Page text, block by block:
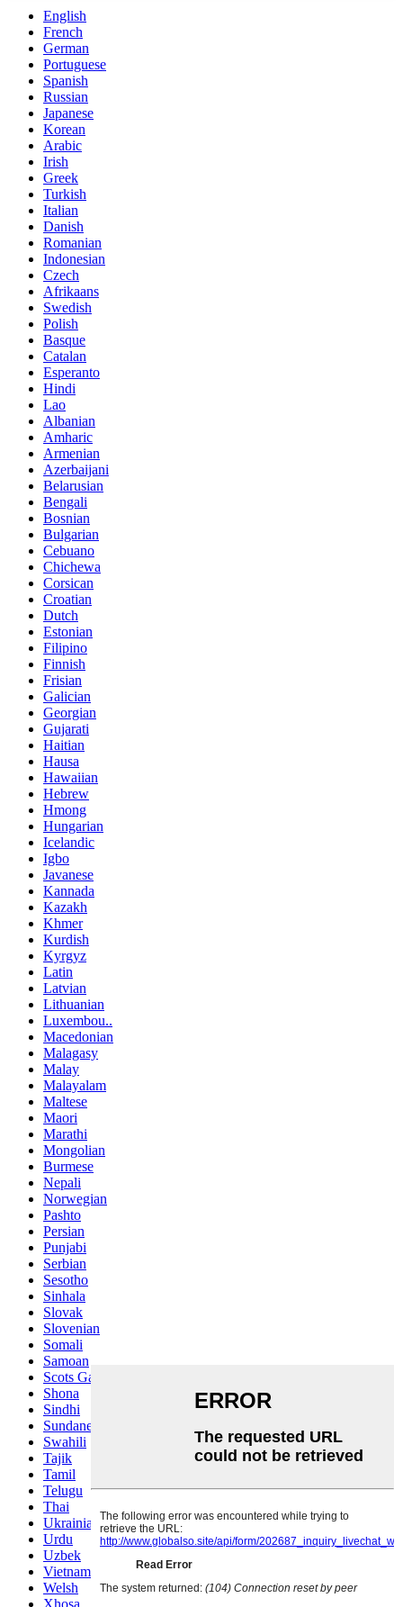
English
French
German
Portuguese
Spanish
Russian
Japanese
Korean
Arabic
Irish
Greek
Turkish
Italian
Danish
Romanian
Indonesian
Czech
Afrikaans
Swedish
Polish
Basque
Catalan
Esperanto
Hindi
Lao
Albanian
Amharic
Armenian
Azerbaijani
Belarusian
Bengali
Bosnian
Bulgarian
Cebuano
Chichewa
Corsican
Croatian
Dutch
Estonian
Filipino
Finnish
Frisian
Galician
Georgian
Gujarati
Haitian
Hausa
Hawaiian
Hebrew
Hmong
Hungarian
Icelandic
Igbo
Javanese
Kannada
Kazakh
Khmer
Kurdish
Kyrgyz
Latin
Latvian
Lithuanian
Luxembou..
Macedonian
Malagasy
Malay
Malayalam
Maltese
Maori
Marathi
Mongolian
Burmese
Nepali
Norwegian
Pashto
Persian
Punjabi
Serbian
Sesotho
Sinhala
Slovak
Slovenian
Somali
Samoan
Scots Gaelic
Shona
Sindhi
Sundanese
Swahili
Tajik
Tamil
Telugu
Thai
Ukrainian
Urdu
Uzbek
Vietnamese
Welsh